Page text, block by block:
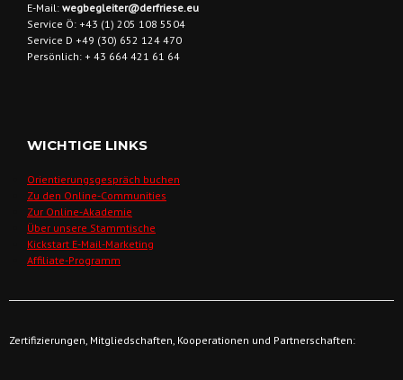
E-Mail: wegbegleiter@derfriese.eu
Service Ö: +43 (1) 205 108 5504
Service D +49 (30) 652 124 470
Persönlich: + 43 664 421 61 64
WICHTIGE LINKS
Orientierungsgespräch buchen
Zu den Online-Communities
Zur Online-Akademie
Über unsere Stammtische
Kickstart E-Mail-Marketing
Affiliate-Programm
Zertifizierungen, Mitgliedschaften, Kooperationen und Partnerschaften: